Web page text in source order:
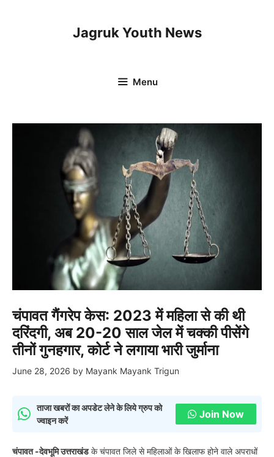
Jagruk Youth News
Menu
चंपावत गैंगरेप केस: 2023 में महिला से की थी
दरिंदगी, अब 20-20 साल जेल में चक्की पीसेंगे
तीनों गुनहगार, कोर्ट ने लगाया भारी जुर्माना
June 28, 2026 by Mayank Mayank Trigun
ताजा खबरों का अपडेट लेने के लिये ग्रुप को
ज्वाइन करें
Join Now
चंपावत -देवभूमि उत्तराखंडके चंपावत जिले से महिलाओं के खिलाफ होने वाले अपराधों